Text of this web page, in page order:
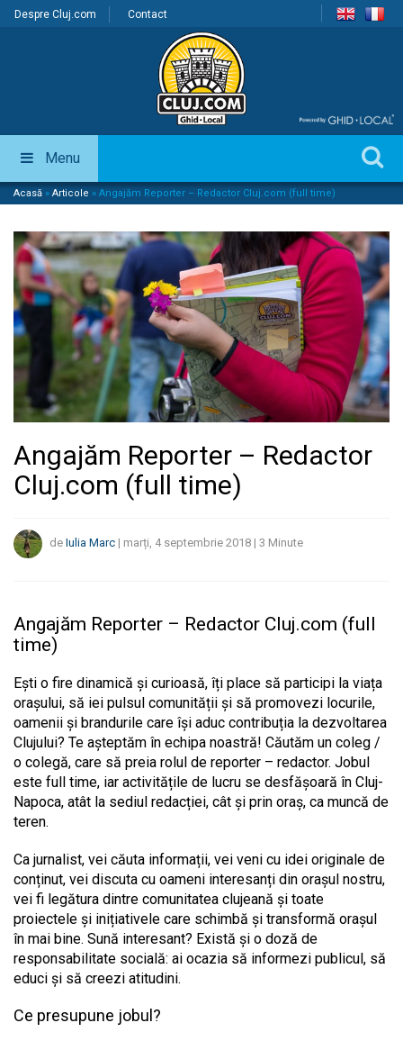
Despre Cluj.com Contact
Menu
Acasă » Articole » Angajăm Reporter – Redactor Cluj.com (full time)
Angajăm Reporter – Redactor
Cluj.com (full time)
de Iulia Marc | marți, 4 septembrie 2018 | 3 Minute
Angajăm Reporter – Redactor Cluj.com (full
time)
Ești o fire dinamică și curioasă, îți place să participi la viața
orașului, să iei pulsul comunității și să promovezi locurile,
oamenii și brandurile care își aduc contribuția la dezvoltarea
Clujului? Te așteptăm în echipa noastră! Căutăm un coleg /
o colegă, care să preia rolul de reporter – redactor. Jobul
este full time, iar activitățile de lucru se desfășoară în Cluj-
Napoca, atât la sediul redacției, cât și prin oraș, ca muncă de
teren.
Ca jurnalist, vei căuta informații, vei veni cu idei originale de
conținut, vei discuta cu oameni interesanți din orașul nostru,
vei fi legătura dintre comunitatea clujeană și toate
proiectele și inițiativele care schimbă și transformă orașul
în mai bine. Sună interesant? Există și o doză de
responsabilitate socială: ai ocazia să informezi publicul, să
educi și să creezi atitudini.
Ce presupune jobul?